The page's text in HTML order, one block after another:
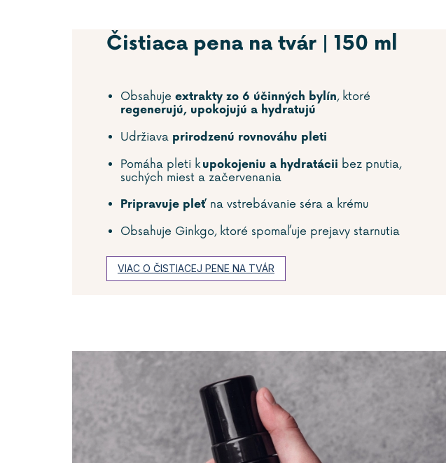
Čistiaca pena na tvár | 150 ml
Obsahuje extrakty zo 6 účinných bylín, ktoré
regenerujú, upokojujú a hydratujú
Udržiava prirodzenú rovnováhu pleti
Pomáha pleti kupokojeniu a hydratácii bez pnutia,
suchých miest a začervenania
Pripravuje pleť na vstrebávanie séra a krému
Obsahuje Ginkgo, ktoré spomaľuje prejavy starnutia
VIAC O ČISTIACEJ PENE NA TVÁR